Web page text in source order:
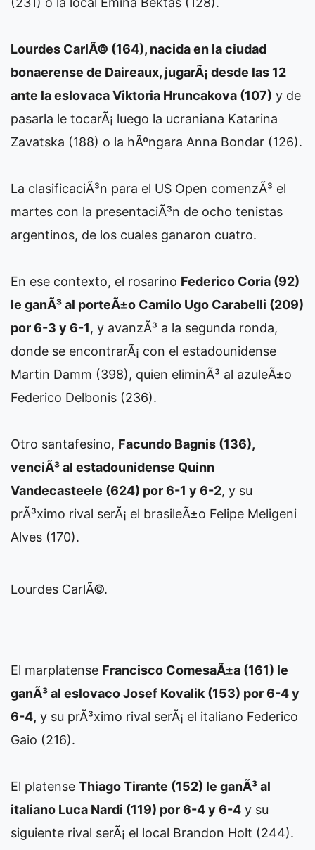
Lourdes CarlÃ© (164), nacida en la ciudad
bonaerense de Daireaux, jugarÃ¡ desde las 12
ante la eslovaca Viktoria Hruncakova (107) y de
pasarla le tocarÃ¡ luego la ucraniana Katarina
Zavatska (188) o la hÃºngara Anna Bondar (126).
La clasificaciÃ³n para el US Open comenzÃ³ el
martes con la presentaciÃ³n de ocho tenistas
argentinos, de los cuales ganaron cuatro.
En ese contexto, el rosarino Federico Coria (92)
le ganÃ³ al porteÃ±o Camilo Ugo Carabelli (209)
por 6-3 y 6-1, y avanzÃ³ a la segunda ronda,
donde se encontrarÃ¡ con el estadounidense
Martin Damm (398), quien eliminÃ³ al azuleÃ±o
Federico Delbonis (236).
Otro santafesino, Facundo Bagnis (136),
venciÃ³ al estadounidense Quinn
Vandecasteele (624) por 6-1 y 6-2, y su
prÃ³ximo rival serÃ¡ el brasileÃ±o Felipe Meligeni
Alves (170).
Lourdes CarlÃ©.
El marplatense Francisco ComesaÃ±a (161) le
ganÃ³ al eslovaco Josef Kovalik (153) por 6-4 y
6-4, y su prÃ³ximo rival serÃ¡ el italiano Federico
Gaio (216).
El platense Thiago Tirante (152) le ganÃ³ al
italiano Luca Nardi (119) por 6-4 y 6-4 y su
siguiente rival serÃ¡ el local Brandon Holt (244).